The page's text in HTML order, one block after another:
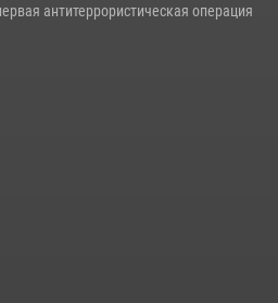
антитеррористическая операция